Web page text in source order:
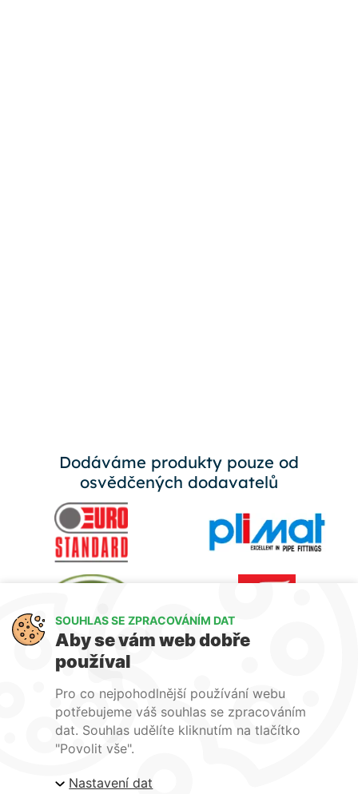
Dodáváme produkty pouze od
osvědčených dodavatelů
SOUHLAS SE ZPRACOVÁNÍM DAT
Aby se vám web dobře
používal
Pro co nejpohodlnější používání webu
potřebujeme váš souhlas se zpracováním
dat. Souhlas udělíte kliknutím na tlačítko
"Povolit vše".
Nastavení dat